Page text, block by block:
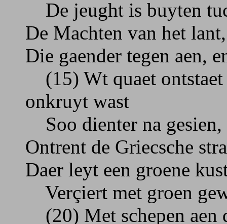
De jeught is buyten
De Machten van het
Die gaender tegen aen,
(15) Wt quaet ontstaet
onkruyt wast
Soo dienter na gesien,
Ontrent de Griecsche
Daer leyt een groene
Verçiert met groen
(20) Met schepen aen